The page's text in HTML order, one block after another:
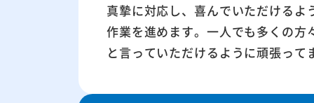
真摯に対応し、喜んでいただけるよ
作業を進めます。一人でも多くの方
と言っていただけるように頑張って